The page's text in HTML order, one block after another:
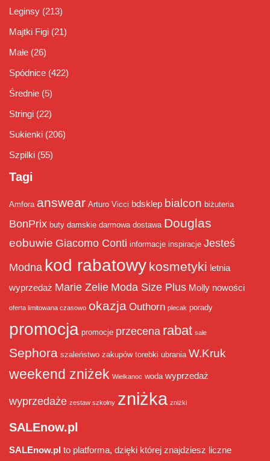
Leginsy (213)
Majtki Figi (21)
Małe (26)
Spódnice (422)
Średnie (5)
Stringi (22)
Sukienki (206)
Szpilki (55)
Tagi
Amfora answear Arturo Vicci bdsklep bialcon biżuteria
BonPrix buty damskie darmowa dostawa Douglas
eobuwie Giacomo Conti informacje inspiracje Jesteś
Modna kod rabatowy kosmetyki letnia
wyprzedaż Marie Zelie Moda Size Plus Molly nowości
oferta limitowana czasowo okazja Outhorn plecak porady
promocja promocje przecena rabat sale
Sephora szaleństwo zakupów torebki ubrania W.Kruk
weekend zniżek Wielkanoc woda wyprzedaż
wyprzedaże zestaw szkolny zniżka zniżki
SALEnow.pl
SALEnow.pl to platforma, dzięki której znajdziesz liczne